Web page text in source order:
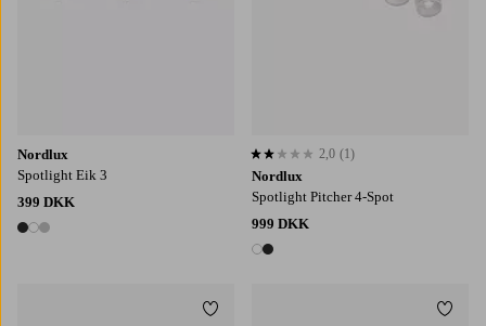
Nordlux
Spotlight Eik 3
399 DKK
3 farver
Nordlux
Spotlight Pitcher 4-Spot
999 DKK
2 farver
2,0 baseret på 1 bedømmelser
2,0 (1)
Tilføj til favoritter